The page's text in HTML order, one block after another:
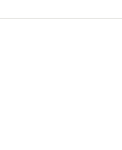
ンド牛『淡路ビー
が高く、日本を代
太陽と、潮風が運
島の牛は、旨味が